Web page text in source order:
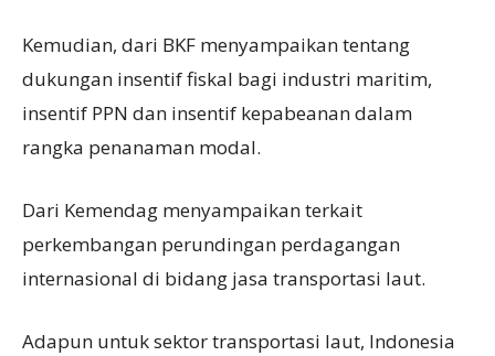
Kemudian, dari BKF menyampaikan tentang
dukungan insentif fiskal bagi industri maritim,
insentif PPN dan insentif kepabeanan dalam
rangka penanaman modal.
Dari Kemendag menyampaikan terkait
perkembangan perundingan perdagangan
internasional di bidang jasa transportasi laut.
Adapun untuk sektor transportasi laut, Indonesia